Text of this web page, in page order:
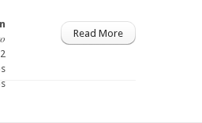
em
Read More